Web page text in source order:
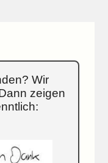
Wir
zeigen